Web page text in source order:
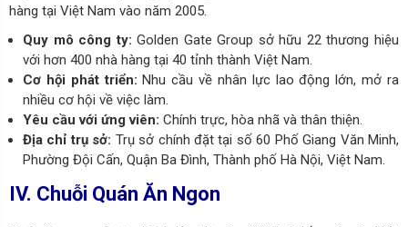
hàng tại Việt Nam vào năm 2005.
Quy mô công ty:Golden Gate Group sở hữu 22 thương hiệu
với hơn 400 nhà hàng tại 40 tỉnh thành Việt Nam.
Cơ hội phát triển:Nhu cầu về nhân lực lao động lớn, mở ra
nhiều cơ hội về việc làm.
Yêu cầu với ứng viên: Chính trực, hòa nhã và thân thiện.
Địa chỉ trụ sở: Trụ sở chính đặt tại số 60 Phố Giang Văn Minh,
Phường Đội Cấn, Quận Ba Đình, Thành phố Hà Nội, Việt Nam.
IV. Chuỗi Quán Ăn Ngon